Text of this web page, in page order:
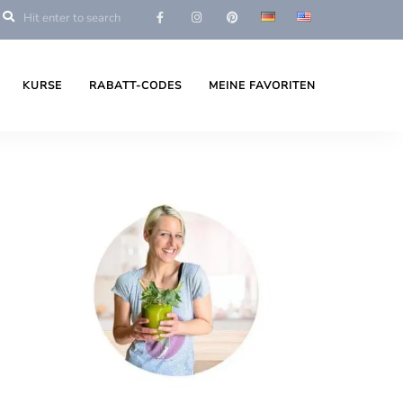
KURSE RABATT-CODES MEINE FAVORITEN